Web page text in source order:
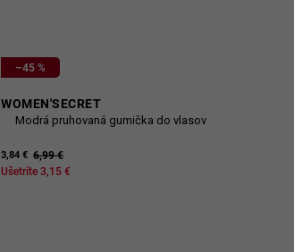
–45 %
WOMEN'SECRET
Modrá pruhovaná gumička do vlasov
3,84 € 6,99 €
Ušetríte 3,15 €